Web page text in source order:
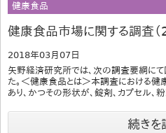
健康食品
健康食品市場に関する調査（
2018年03月07日
矢野経済研究所では、次の調査要綱に
た。＜健康食品とは＞本調査における健
あり、かつその形状が、錠剤、カプセル、粉
続きを